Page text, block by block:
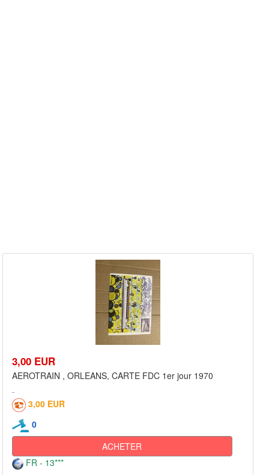
3,00 EUR
AEROTRAIN , ORLEANS, CARTE FDC 1er jour 1970
3,00 EUR
0
ACHETER
FR - 13***